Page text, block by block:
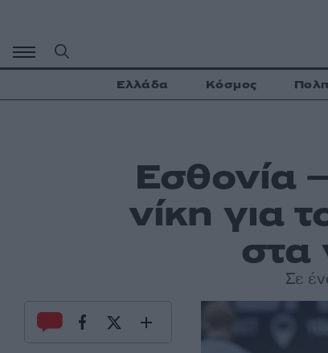
περιεχόμενο
Ελλάδα Κόσμος
Εσθονία
νίκη για
στα
Σε